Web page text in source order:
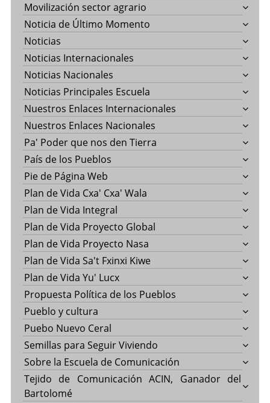
Movilización sector agrario
Noticia de Último Momento
Noticias
Noticias Internacionales
Noticias Nacionales
Noticias Principales Escuela
Nuestros Enlaces Internacionales
Nuestros Enlaces Nacionales
Pa' Poder que nos den Tierra
País de los Pueblos
Pie de Página Web
Plan de Vida Cxa' Cxa' Wala
Plan de Vida Integral
Plan de Vida Proyecto Global
Plan de Vida Proyecto Nasa
Plan de Vida Sa't Fxinxi Kiwe
Plan de Vida Yu' Lucx
Propuesta Política de los Pueblos
Pueblo y cultura
Puebo Nuevo Ceral
Semillas para Seguir Viviendo
Sobre la Escuela de Comunicación
Tejido de Comunicación ACIN, Ganador del
Bartolomé